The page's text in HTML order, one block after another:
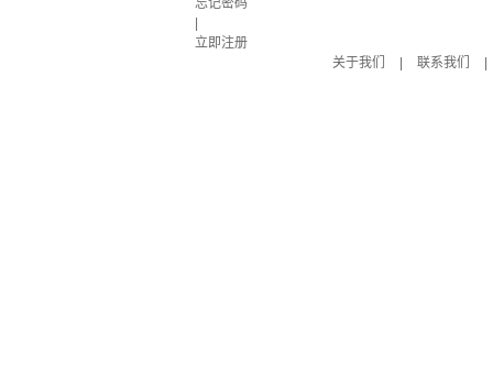
忘记密码
立即注册
关于我们
联系我们